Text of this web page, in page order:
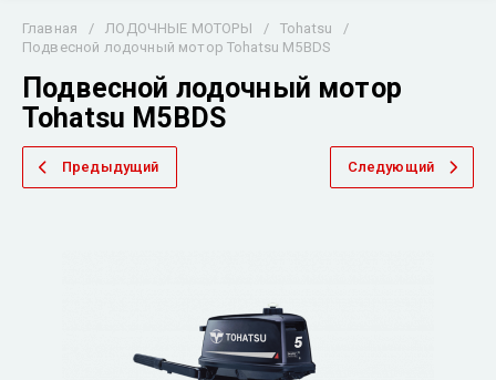
Главная / ЛОДОЧНЫЕ МОТОРЫ / Tohatsu
/
Подвесной лодочный мотор Tohatsu M5BDS
Подвесной лодочный мотор
Tohatsu M5BDS
Предыдущий Следующий